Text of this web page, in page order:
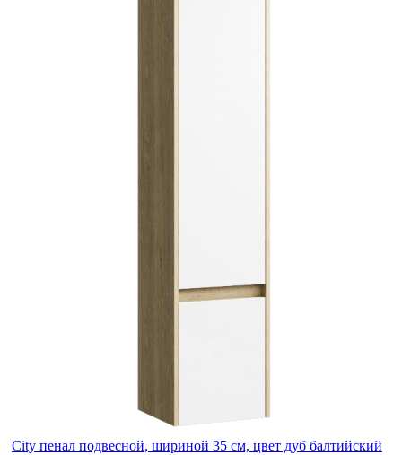
City пенал подвесной, шириной 35 см, цвет дуб балтийский